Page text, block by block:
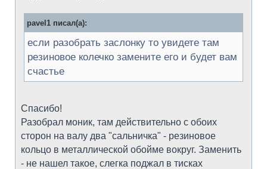
pavel1 писал(а):
если разобрать заслонку то увидете там
резиновое колечко замените его и будет вам
счастье
Спасибо!
Разобрал моник, там действительно с обоих
сторон на валу два "сальничка" - резиновое
кольцо в металлической обойме вокруг. Заменить
- не нашел такое, слегка поджал в тисках